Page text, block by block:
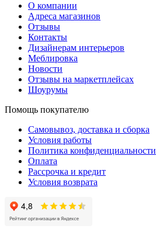
О компании
Адреса магазинов
Отзывы
Контакты
Дизайнерам интерьеров
Меблировка
Новости
Отзывы на маркетплейсах
Шоурумы
Помощь покупателю
Самовывоз, доставка и сборка
Условия работы
Политика конфиденциальности
Оплата
Рассрочка и кредит
Условия возврата